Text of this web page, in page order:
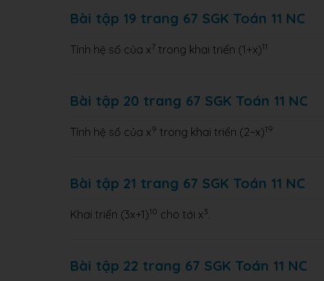
Bài tập 19 trang 67 SGK Toán 11 NC
Tính hệ số của x7 trong khai triển (1+x)11
Bài tập 20 trang 67 SGK Toán 11 NC
Tính hệ số của x9 trong khai triển (2−x)19
Bài tập 21 trang 67 SGK Toán 11 NC
Khai triển (3x+1)10 cho tới x3.
Bài tập 22 trang 67 SGK Toán 11 NC